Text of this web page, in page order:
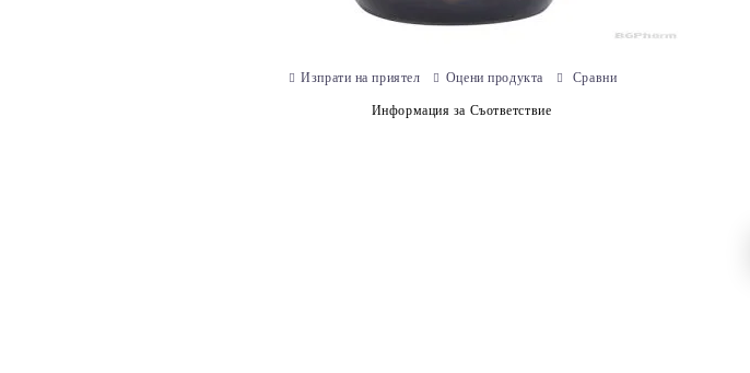
Изпрати на приятел Оцени продукта Сравни
Информация за Съответствие